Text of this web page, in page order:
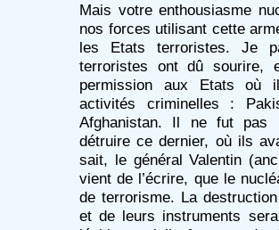
Mais votre enthousiasme
nos forces utilisant cette
les Etats terroristes. Je
terroristes ont dû sourire,
permission aux Etats où
activités criminelles :
Afghanistan. Il ne fut pas
détruire ce dernier, où ils
sait, le général Valentin
vient de l’écrire, que le
de terrorisme. La
et de leurs instruments